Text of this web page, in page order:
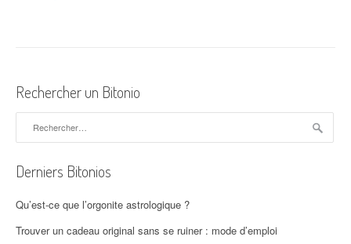
Rechercher un Bitonio
Derniers Bitonios
Qu’est-ce que l’orgonite astrologique ?
Trouver un cadeau original sans se ruiner : mode d’emploi